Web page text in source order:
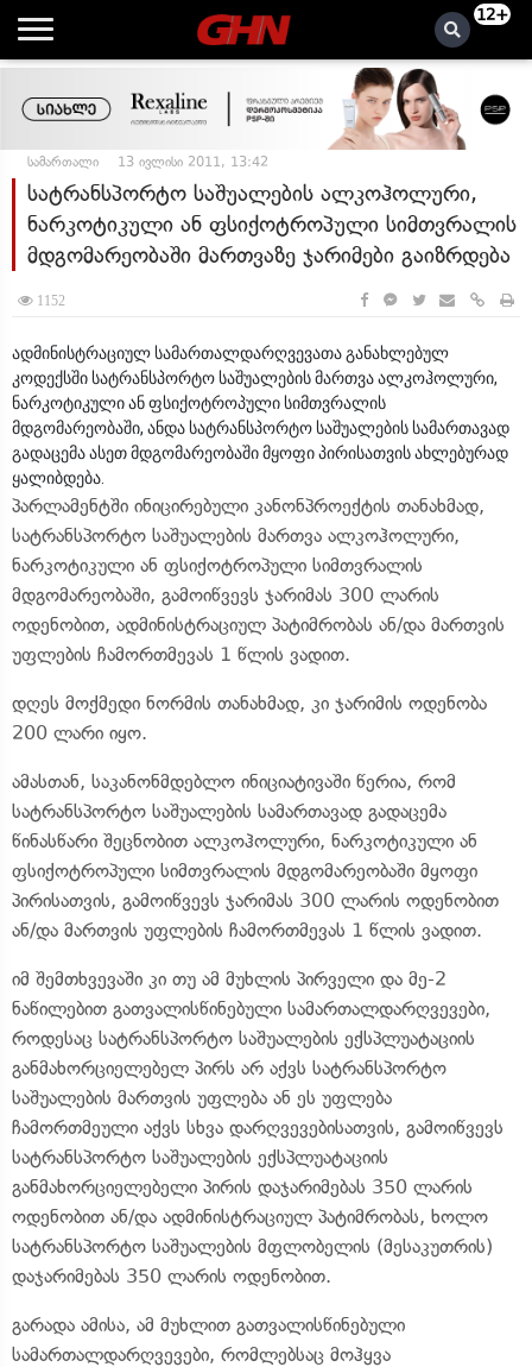
12+
სამართალი 13 ივლისი 2011, 13:42
სატრანსპორტო საშუალების ალკოჰოლური,
ნარკოტიკული ან ფსიქოტროპული სიმთვრალის
მდგომარეობაში მართვაზე ჯარიმები გაიზრდება
1152
ადმინისტრაციულ სამართალდარღვევათა განახლებულ
კოდექსში სატრანსპორტო საშუალების მართვა ალკოჰოლური,
ნარკოტიკული ან ფსიქოტროპული სიმთვრალის
მდგომარეობაში, ანდა სატრანსპორტო საშუალების სამართავად
გადაცემა ასეთ მდგომარეობაში მყოფი პირისათვის ახლებურად
ყალიბდება.
პარლამენტში ინიცირებული კანონპროექტის თანახმად,
სატრანსპორტო საშუალების მართვა ალკოჰოლური,
ნარკოტიკული ან ფსიქოტროპული სიმთვრალის
მდგომარეობაში, გამოიწვევს ჯარიმას 300 ლარის
ოდენობით, ადმინისტრაციულ პატიმრობას ან/და მართვის
უფლების ჩამორთმევას 1 წლის ვადით.
დღეს მოქმედი ნორმის თანახმად, კი ჯარიმის ოდენობა
200 ლარი იყო.
ამასთან, საკანონმდებლო ინიციატივაში წერია, რომ
სატრანსპორტო საშუალების სამართავად გადაცემა
წინასწარი შეცნობით ალკოჰოლური, ნარკოტიკული ან
ფსიქოტროპული სიმთვრალის მდგომარეობაში მყოფი
პირისათვის, გამოიწვევს ჯარიმას 300 ლარის ოდენობით
ან/და მართვის უფლების ჩამორთმევას 1 წლის ვადით.
იმ შემთხვევაში კი თუ ამ მუხლის პირველი და მე-2
ნაწილებით გათვალისწინებული სამართალდარღვევები,
როდესაც სატრანსპორტო საშუალების ექსპლუატაციის
განმახორციელებელ პირს არ აქვს სატრანსპორტო
საშუალების მართვის უფლება ან ეს უფლება
ჩამორთმეული აქვს სხვა დარღვევებისათვის, გამოიწვევს
სატრანსპორტო საშუალების ექსპლუატაციის
განმახორციელებელი პირის დაჯარიმებას 350 ლარის
ოდენობით ან/და ადმინისტრაციულ პატიმრობას, ხოლო
სატრანსპორტო საშუალების მფლობელის (მესაკუთრის)
დაჯარიმებას 350 ლარის ოდენობით.
გარადა ამისა, ამ მუხლით გათვალისწინებული
სამართალდარღვევები, რომლებსაც მოჰყვა